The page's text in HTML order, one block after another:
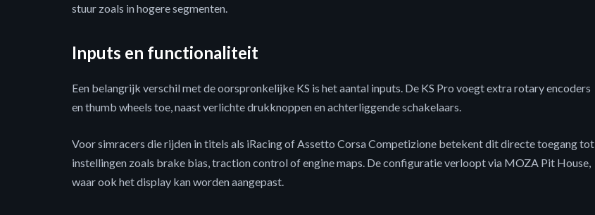
stuur zoals in hogere segmenten.
Inputs en functionaliteit
Een belangrijk verschil met de oorspronkelijke KS is het aantal inputs. De KS Pro voegt extra rotary encoders
en thumb wheels toe, naast verlichte drukknoppen en achterliggende schakelaars.
Voor simracers die rijden in titels als iRacing of Assetto Corsa Competizione betekent dit directe toegang tot
instellingen zoals brake bias, traction control of engine maps. De configuratie verloopt via MOZA Pit House,
waar ook het display kan worden aangepast.